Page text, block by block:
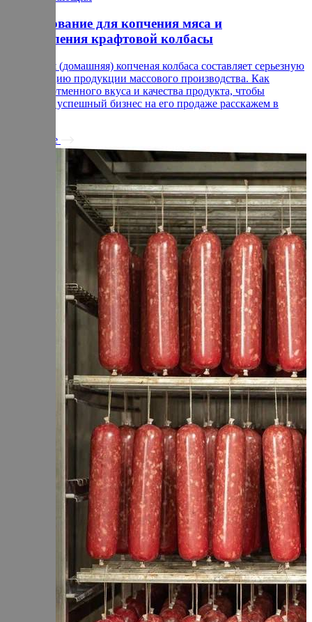
Оборудование для копчения мяса и
изготовления крафтовой колбасы
Крафтовая (домашняя) копченая колбаса составляет серьезную
конкуренцию продукции массового производства. Как
добиться отменного вкуса и качества продукта, чтобы
построить успешный бизнес на его продаже расскажем в
Подробнее